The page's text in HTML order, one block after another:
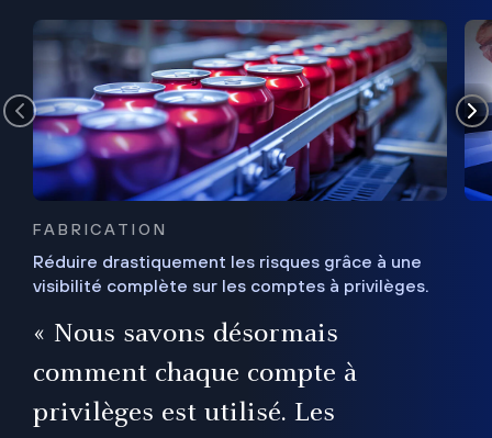
FABRICATION
Réduire drastiquement les risques grâce à une
visibilité complète sur les comptes à privilèges.
« Nous savons désormais
comment chaque compte à
privilèges est utilisé. Les